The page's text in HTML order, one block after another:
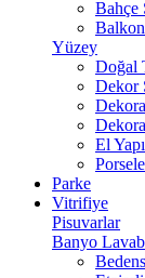
Bahçe
Yüzey
Doğal
Dekor
El
Parke
Vitrifiye
Pisuvarlar
Banyo